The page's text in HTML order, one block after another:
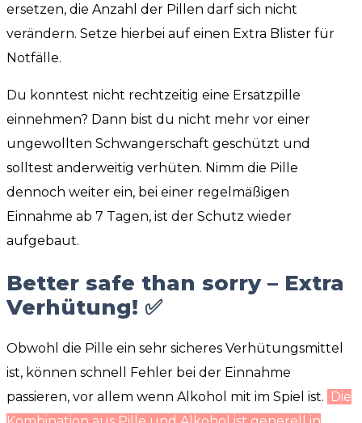
ersetzen, die Anzahl der Pillen darf sich nicht
verändern. Setze hierbei auf einen Extra Blister für
Notfälle.
Du konntest nicht rechtzeitig eine Ersatzpille
einnehmen? Dann bist du nicht mehr vor einer
ungewollten Schwangerschaft geschützt und
solltest anderweitig verhüten. Nimm die Pille
dennoch weiter ein, bei einer regelmäßigen
Einnahme ab 7 Tagen, ist der Schutz wieder
aufgebaut.
Better safe than sorry – Extra
Verhütung! ✅
Obwohl die Pille ein sehr sicheres Verhütungsmittel
ist, können schnell Fehler bei der Einnahme
passieren, vor allem wenn Alkohol mit im Spiel ist.
Die